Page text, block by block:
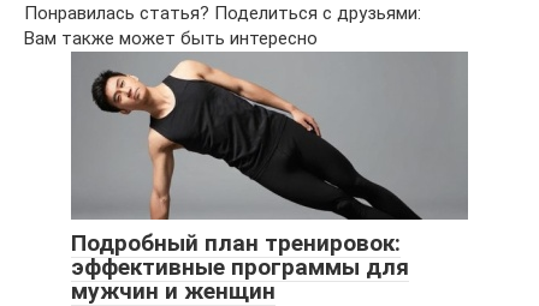
Понравилась статья? Поделиться с друзьями:
Вам также может быть интересно
Подробный план тренировок:
эффективные программы для
мужчин и женщин